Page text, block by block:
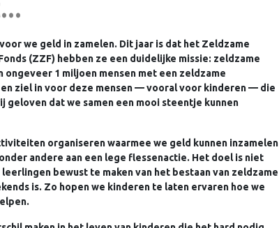
we geld in zamelen. Dit jaar is dat het Zeldzame
(ZZF) hebben ze een duidelijke missie: zeldzame
1 miljoen mensen met een zeldzame
ziel in voor deze mensen — vooral voor kinderen — die
dat we samen een mooi steentje kunnen
organiseren waarmee we geld kunnen inzamelen
andere aan een lege flessenactie. Het doel is niet
bewust te maken van het bestaan van zeldzame
is. Zo hopen we kinderen te laten ervaren hoe we